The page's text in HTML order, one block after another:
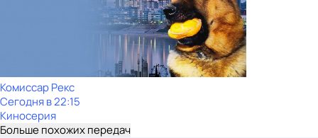
Комиссар Рекс
Сегодня в 22:15
Киносерия
Больше похожих передач